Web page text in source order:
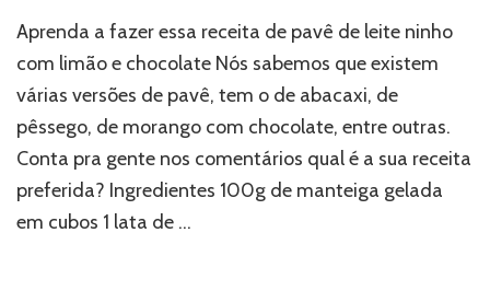
Aprenda a fazer essa receita de pavê de leite ninho
com limão e chocolate Nós sabemos que existem
várias versões de pavê, tem o de abacaxi, de
pêssego, de morango com chocolate, entre outras.
Conta pra gente nos comentários qual é a sua receita
preferida? Ingredientes 100g de manteiga gelada
em cubos 1 lata de …